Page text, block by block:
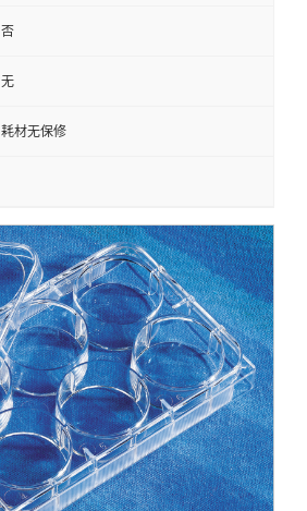
否
无
耗材无保修